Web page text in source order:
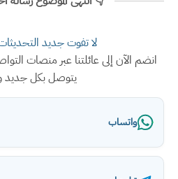
لا تفوت جديد
انضم الآن إلى عائلتنا عبر منصات
يتوصل بكل
واتساب